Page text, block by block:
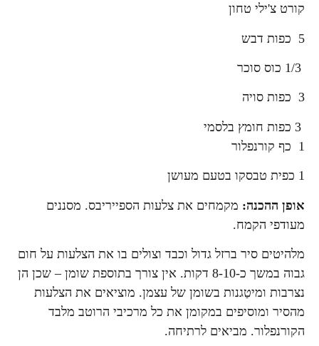
קורט צ'ילי טחון
5 כפות דבש
3 כפות סויה
1 כף קורנפלור
1 כפית טבסקו בטעם מעושן
אופן ההכנה: מקמחים את צלעות הספייריבס. מסננים
מעודפי הקמח.
מלהיטים סיר ברזל גדול וכבד וצולים בו את הצלעות על חום
גבוה במשך כ-8-10 דקות. אין צורך בתוספת שומן – שכן הן
נצרבות ומיטַגנות בשומן של עצמן. מוציאים את הצלעות
מהסיר ומוסיפים במקומן את כל מרכיבי הרוטב מלבד
הקורנפלור. מביאים לרתיחה.